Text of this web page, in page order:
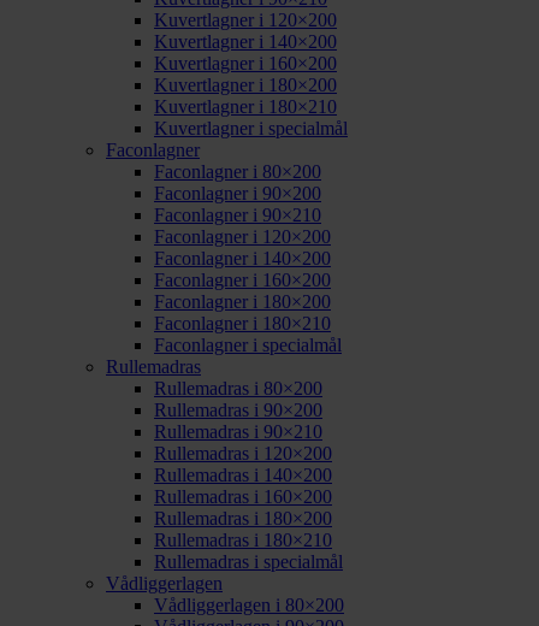
Kuvertlagner i 120×200
Kuvertlagner i 140×200
Kuvertlagner i 160×200
Kuvertlagner i 180×200
Kuvertlagner i 180×210
Kuvertlagner i specialmål
Faconlagner
Faconlagner i 80×200
Faconlagner i 90×200
Faconlagner i 90×210
Faconlagner i 120×200
Faconlagner i 140×200
Faconlagner i 160×200
Faconlagner i 180×200
Faconlagner i 180×210
Faconlagner i specialmål
Rullemadras
Rullemadras i 80×200
Rullemadras i 90×200
Rullemadras i 90×210
Rullemadras i 120×200
Rullemadras i 140×200
Rullemadras i 160×200
Rullemadras i 180×200
Rullemadras i 180×210
Rullemadras i specialmål
Vådliggerlagen
Vådliggerlagen i 80×200